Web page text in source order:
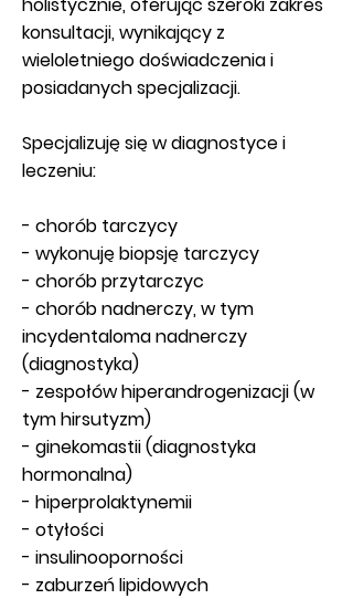
konsultacji, wynikający z
wieloletniego doświadczenia i
posiadanych specjalizacji.
Specjalizuję się w diagnostyce i
leczeniu:
- chorób tarczycy
- wykonuję biopsję tarczycy
- chorób przytarczyc
- chorób nadnerczy, w tym
incydentaloma nadnerczy
(diagnostyka)
- zespołów hiperandrogenizacji (w
tym hirsutyzm)
- ginekomastii (diagnostyka
hormonalna)
- hiperprolaktynemii
- otyłości
- insulinooporności
- zaburzeń lipidowych